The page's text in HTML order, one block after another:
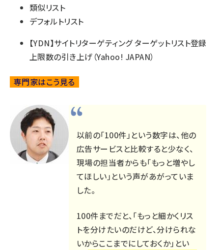
類似リスト
デフォルトリスト
【YDN】サイトリターゲティング ターゲットリスト登録
上限数の引き上げ （Yahoo! JAPAN）
専門家はこう見る
以前の「100件」という数字は、他の
広告サービスと比較すると少なく、
現場の担当者からも「もっと増やし
てほしい」という声があがっていま
した。
100件までだと、「もっと細かくリス
トを分けたいのだけど、分けられな
いからここまでにしておくか」とい